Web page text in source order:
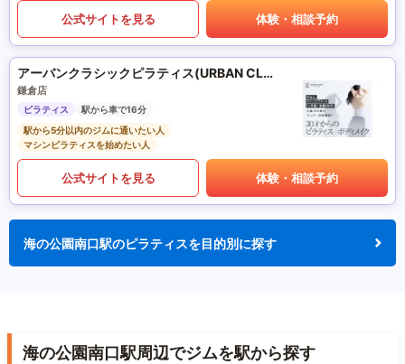
公式サイトを見る 体験・相談予約
アーバンクラシックピラティス(URBAN CLASSIC PILATES)
鎌倉店
ピラティス
駅から車で16分
駅から5分以内のジムに通いたい人
マシンピラティスを始めたい人
公式サイトを見る 体験・相談予約
海の公園南口駅のピラティスを目的別に探す
海の公園南口駅周辺でジムを駅から探す